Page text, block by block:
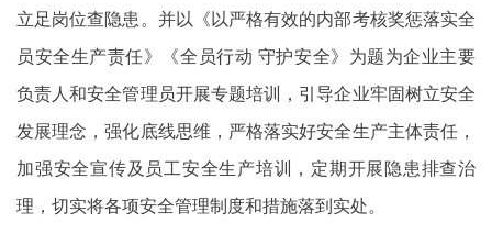
立足岗位查隐患。并以《以严格有效的内部考核奖惩落实全
员安全生产责任》《全员行动 守护安全》为题为企业主要
负责人和安全管理员开展专题培训，引导企业牢固树立安全
发展理念，强化底线思维，严格落实好安全生产主体责任，
加强安全宣传及员工安全生产培训，定期开展隐患排查治
理，切实将各项安全管理制度和措施落到实处。